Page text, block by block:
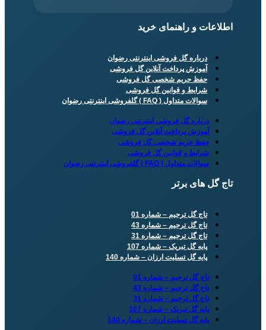
و راهنمای خرید
درباره گل فروشی اینترنتی رضوان
آموزش پرداخت آنلاین گل فروشی
حفظ حریم شخصی گل فروشی
شرایط و قوانین گل فروشی
سوالات متداول ( FAQ ) گلفروشی اینترنتی رضوان
درباره گل فروشی اینترنتی رضوان
آموزش پرداخت آنلاین گل فروشی
حفظ حریم شخصی گل فروشی
شرایط و قوانین گل فروشی
سوالات متداول ( FAQ ) گلفروشی اینترنتی رضوان
گل های برتر
تاج گل ترحیم – شماره 01
تاج گل ترحیم – شماره 43
تاج گل ترحیم – شماره 31
پایه گل تبریک – شماره 107
پایه گل تسلیت ارزان – شماره 140
تاج گل ترحیم – شماره 01
تاج گل ترحیم – شماره 43
تاج گل ترحیم – شماره 31
پایه گل تبریک – شماره 107
پایه گل تسلیت ارزان – شماره 140